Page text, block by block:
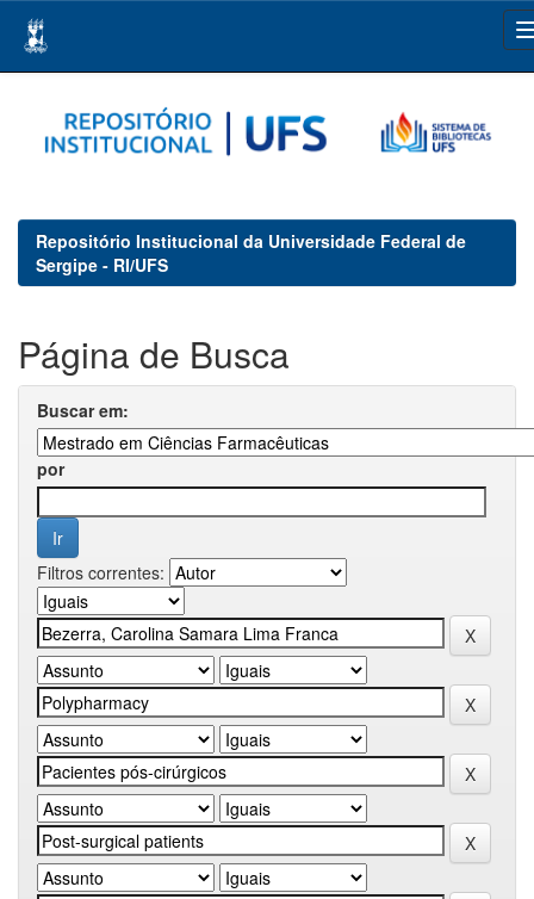
navigation
Repositório Institucional da Universidade Federal de
Sergipe - RI/UFS
Página de Busca
Buscar em:
por
Filtros correntes: